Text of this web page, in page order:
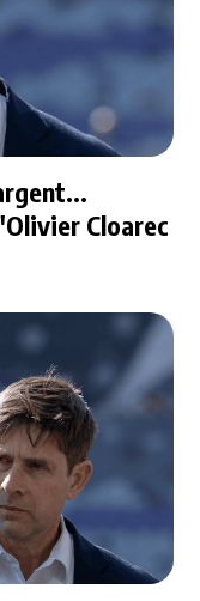
Cloarec